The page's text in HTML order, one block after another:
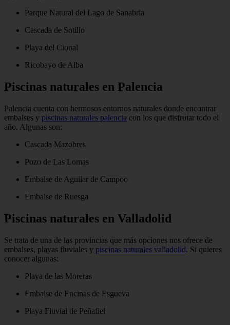
Parque Natural del Lago de Sanabria
Cascada de Sotillo
Playa del Cional
Ricobayo de Alba
Piscinas naturales en Palencia
Palencia cuenta con hermosos entornos naturales donde encontrar
embalses y piscinas naturales palencia con los que disfrutar todo el
año. Algunas son:
Cascada Mazobres
Pozo de Las Lomas
Embalse de Aguilar de Campoo
Embalse de Ruesga
Piscinas naturales en Valladolid
Se trata de una de las provincias que más opciones nos ofrece de
embalses, playas fluviales y piscinas naturales valladolid. Si quieres
conocer algunas:
Playa de las Moreras
Embalse de Encinas de Esgueva
Playa Fluvial de Peñafiel